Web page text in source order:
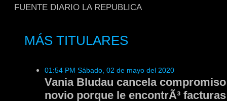
FUENTE DIARIO LA REPUBLICA
MÁS TITULARES
01:54 PM Sábado, 02 de mayo del 2020
Vania Bludau cancela
novio porque le encontrÃ³